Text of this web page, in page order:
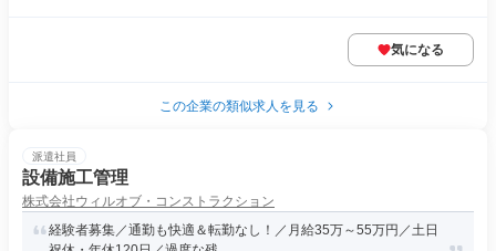
気になる
この企業の類似求人を見る
派遣社員
設備施工管理
株式会社ウィルオブ・コンストラクション
経験者募集／通勤も快適＆転勤なし！／月給35万～55万円／土日